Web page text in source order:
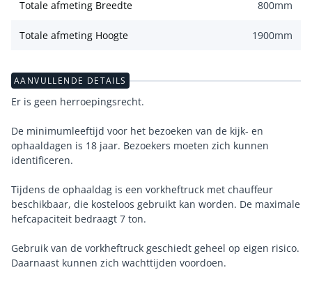
Totale afmeting Breedte 800mm
Totale afmeting Hoogte 1900mm
AANVULLENDE DETAILS
Er is geen herroepingsrecht.
De minimumleeftijd voor het bezoeken van de kijk- en
ophaaldagen is 18 jaar. Bezoekers moeten zich kunnen
identificeren.
Tijdens de ophaaldag is een vorkheftruck met chauffeur
beschikbaar, die kosteloos gebruikt kan worden. De maximale
hefcapaciteit bedraagt 7 ton.
Gebruik van de vorkheftruck geschiedt geheel op eigen risico.
Daarnaast kunnen zich wachttijden voordoen.